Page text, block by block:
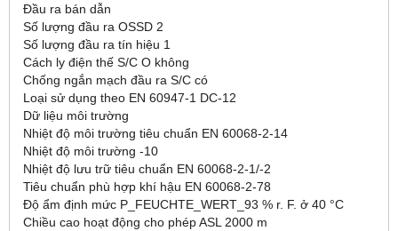
Đầu ra bán dẫn
Số lượng đầu ra OSSD 2
Số lượng đầu ra tín hiệu 1
Cách ly điện thế S/C O không
Chống ngắn mạch đầu ra S/C có
Loại sử dụng theo EN 60947-1 DC-12
Dữ liệu môi trường
Nhiệt độ môi trường tiêu chuẩn EN 60068-2-14
Nhiệt độ môi trường -10
Nhiệt độ lưu trữ tiêu chuẩn EN 60068-2-1/-2
Tiêu chuẩn phù hợp khí hậu EN 60068-2-78
Độ ẩm định mức P_FEUCHTE_WERT_93 % r. F. ở 40 °C
Chiều cao hoạt động cho phép ASL 2000 m